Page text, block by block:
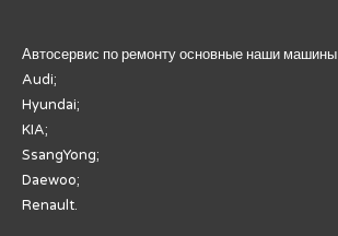
Автосервис по ремонту основные наши машины
Audi;
Hyundai;
KIA;
SsangYong;
Daewoo;
Renault.